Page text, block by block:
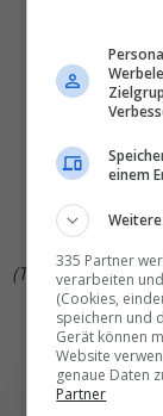
Peridot,
Escā Playa,
Finlandia
Carbone,
Rosso,
Lucia, Los
Monsieur
Amura by
(TN)
einem
335 Partner
verarbeiten
(Cookies,
speichern und
Gerät können
Website
genaue Daten
Partner